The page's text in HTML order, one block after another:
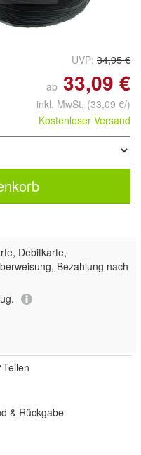
UVP: 34,95 €
ab 33,09 €
inkl. MwSt. (33,09 €/)
Kostenloser Versand
Debitkarte,
Bezahlung nach
Teilen
& Rückgabe